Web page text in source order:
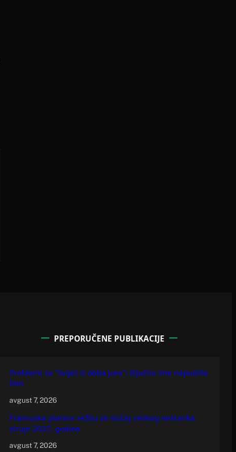
PREPORUČENE PUBLIKACIJE
Problemi za "Svijet iz doba Jure": Ključno ime napustilo
film
avgust 7, 2026
Francuska planira vežbu za slučaj velikog nestanka
struje 2027. godine
avgust 7, 2026